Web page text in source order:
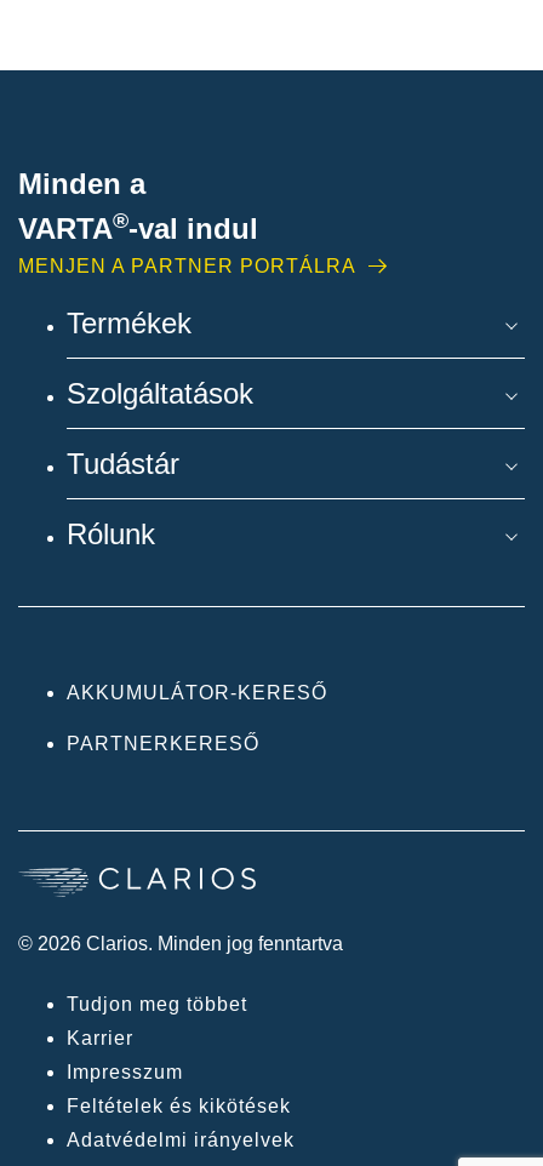
Minden a
VARTA®-val indul
MENJEN A PARTNER PORTÁLRA
Termékek
Szolgáltatások
Tudástár
Rólunk
AKKUMULÁTOR-KERESŐ
PARTNERKERESŐ
© 2026 Clarios. Minden jog fenntartva
Tudjon meg többet
Karrier
Impresszum
Feltételek és kikötések
Adatvédelmi irányelvek